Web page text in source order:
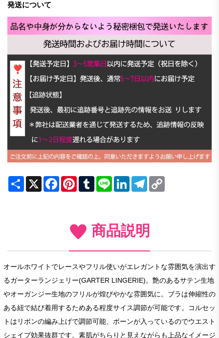
発送について
Share X FacebookPinterestTumblrLine LinkedInTelegram
商品説明
オールホワイトでレースやフリル使いがエレガントな雰囲気を演出す
るガーターランジェリー(GARTER LINGERIE)。艶のあるサテン生地
やオーガンジー生地のフリルが煌びやかな雰囲気に。ブラは伸縮性の
ある紐で結び着用するためある程度サイス調節が可能です。コルセッ
トはリボンの編み上げで調節可能、ボーンが入っているのでウエスト
シェイプ効果抜群です。素肌がちらりと見えながらも上品なイメージ